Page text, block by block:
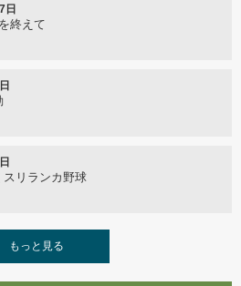
ネパール編～野球普及への葛藤と模索
ネパール編～野球を拡める課題と苦労
会の延期
日
終えて
スリランカ野球
球の現状
もっと見る